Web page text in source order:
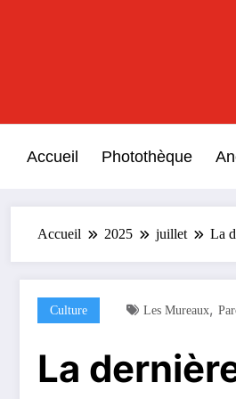
Accueil Photothèque
Accueil 2025 juillet La
Culture Les Mureaux,
La